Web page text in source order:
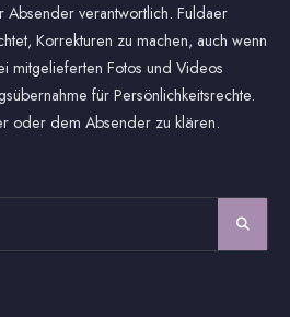
Absender verantwortlich. Fuldaer
Korrekturen zu machen, auch wenn
mitgelieferten Fotos und Videos
für Persönlichkeitsrechte.
oder dem Absender zu klären.